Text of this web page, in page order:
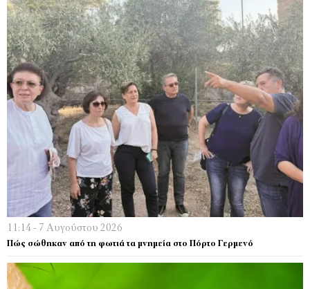
11:14 - 7 Αυγούστου 2026
Πώς σώθηκαν από τη φωτιά τα μνημεία στο Πόρτο Γερμενό